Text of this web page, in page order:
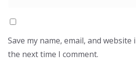
Save my name, email, and
the next time I comment.